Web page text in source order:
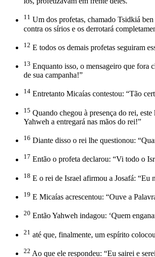
11 Um dos profetas, chamado Tsidkiá
contra os sírios e os derrotará
12 E todos os demais profetas seguiram
13 Enquanto isso, o mensageiro que fora
de sua campanha!”
14 Entretanto Micaías contestou: “Tão
15 Quando chegou à presença do rei,
Yahweh a entregará nas mãos do rei!”
16 Diante disso o rei lhe questionou:
17 Então o profeta declarou: “Vi todo o
18 E o rei de Israel afirmou a Josafá: “Eu
19 E Micaías acrescentou: “Ouve a
20 Então Yahweh indagou: ‘Quem
21 até que, finalmente, um espírito
22 Ao que ele respondeu: “Eu sairei e